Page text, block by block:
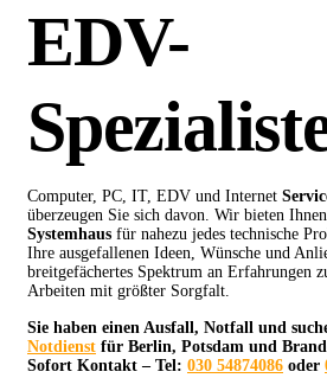
EDV-
Computer, PC, IT, EDV und Internet
überzeugen Sie sich davon. Wir bieten
Systemhaus für nahezu jedes technische
Ihre ausgefallenen Ideen, Wünsche und
breitgefächertes Spektrum an Erfahrungen
Arbeiten mit größter Sorgfalt.
Sie haben einen Ausfall, Notfall und
Notdienst für Berlin, Potsdam und
Sofort Kontakt – Tel: 030 54874086 oder